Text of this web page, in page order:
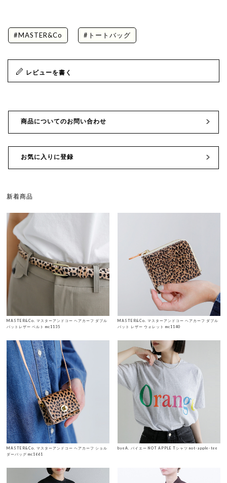
#MASTER&Co #トートバッグ
レビューを書く
商品についてのお問い合わせ
お気に入りに登録
新着商品
MASTER&Co. マスターアンドコー ヘアカーフ ダブル
バットレザー ベルト mc1135
MASTER&Co. マスターアンドコー ヘアカーフ ダブル
バット レザー ウォレット mc1140
MASTER&Co. マスターアンドコー ヘアカーフ ショル
ダーバッグ mc1661
byeA. バイエー NOT APPLE Tシャツ not-apple-tee